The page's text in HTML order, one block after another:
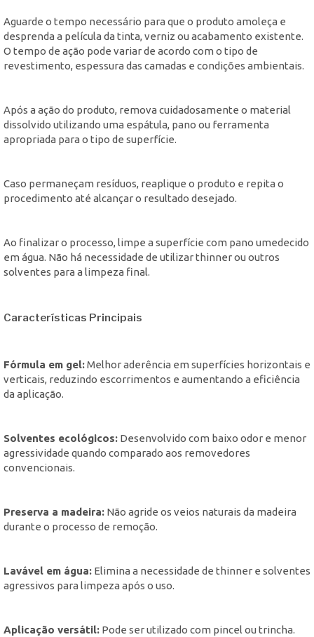
Aguarde o tempo necessário para que o produto amoleça e
desprenda a película da tinta, verniz ou acabamento existente.
O tempo de ação pode variar de acordo com o tipo de
revestimento, espessura das camadas e condições ambientais.
Após a ação do produto, remova cuidadosamente o material
dissolvido utilizando uma espátula, pano ou ferramenta
apropriada para o tipo de superfície.
Caso permaneçam resíduos, reaplique o produto e repita o
procedimento até alcançar o resultado desejado.
Ao finalizar o processo, limpe a superfície com pano umedecido
em água. Não há necessidade de utilizar thinner ou outros
solventes para a limpeza final.
Características Principais
Fórmula em gel:Melhor aderência em superfícies horizontais e
verticais, reduzindo escorrimentos e aumentando a eficiência
da aplicação.
Solventes ecológicos: Desenvolvido com baixo odor e menor
agressividade quando comparado aos removedores
convencionais.
Preserva a madeira: Não agride os veios naturais da madeira
durante o processo de remoção.
Lavável em água: Elimina a necessidade de thinner e solventes
agressivos para limpeza após o uso.
Aplicação versátil: Pode ser utilizado com pincel ou trincha.